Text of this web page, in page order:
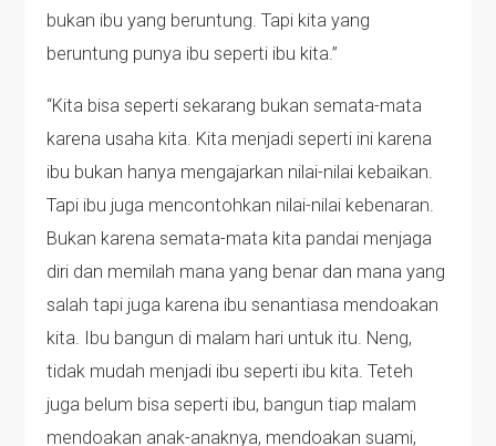
bukan ibu yang beruntung. Tapi kita yang
beruntung punya ibu seperti ibu kita.”
“Kita bisa seperti sekarang bukan semata-mata
karena usaha kita. Kita menjadi seperti ini karena
ibu bukan hanya mengajarkan nilai-nilai kebaikan.
Tapi ibu juga mencontohkan nilai-nilai kebenaran.
Bukan karena semata-mata kita pandai menjaga
diri dan memilah mana yang benar dan mana yang
salah tapi juga karena ibu senantiasa mendoakan
kita. Ibu bangun di malam hari untuk itu. Neng,
tidak mudah menjadi ibu seperti ibu kita. Teteh
juga belum bisa seperti ibu, bangun tiap malam
mendoakan anak-anaknya, mendoakan suami,